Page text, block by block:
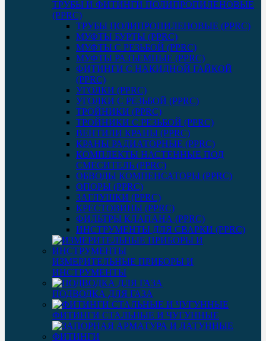
ТРУБЫ И ФИТИНГИ ПОЛИПРОПИЛЕНОВЫЕ
(PPRC)
ТРУБЫ ПОЛИПРОПИЛЕНОВЫЕ (PPRC)
МУФТЫ БУРТЫ (PPRC)
МУФТЫ C РЕЗЬБОЙ (PPRC)
МУФТЫ РАЗЪЕМНЫЕ (PPRC)
ФИТИНГИ С НАКИДНОЙ ГАЙКОЙ
(PPRC)
УГОЛКИ (PPRC)
УГОЛКИ С РЕЗЬБОЙ (PPRC)
ТРОЙНИКИ (PPRC)
ТРОЙНИКИ С РЕЗЬБОЙ (PPRC)
ВЕНТИЛИ КРАНЫ (PPRC)
КРАНЫ РАДИАТОРНЫЕ (PPRC)
КОМПЛЕКТЫ НАСТЕННЫЕ ПОД
СМЕСИТЕЛЬ (PPRC)
ОБВОДЫ КОМПЕНСАТОРЫ (PPRC)
ОПОРЫ (PPRC)
ЗАГЛУШКИ (PPRC)
КРЕСТОВИНЫ (PPRC)
ФИЛЬТРЫ КЛАПАНА (PPRC)
ИНСТРУМЕНТЫ ДЛЯ СВАРКИ (PPRC)
ИЗМЕРИТЕЛЬНЫЕ ПРИБОРЫ И
ИНСТРУМЕНТЫ
ПОДВОДКА ДЛЯ ГАЗА
ФИТИНГИ СТАЛЬНЫЕ И ЧУГУННЫЕ